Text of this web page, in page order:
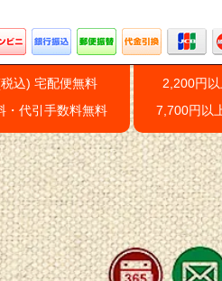
込) 宅配便無料
・代引手数料無料
2,200円
7,700円以